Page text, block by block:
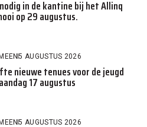
in de kantine bij het Allinq
op 29 augustus.
5 AUGUSTUS 2026
nieuwe tenues voor de jeugd
17 augustus
5 AUGUSTUS 2026